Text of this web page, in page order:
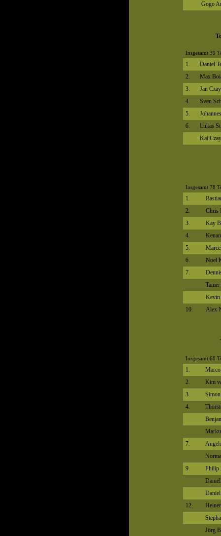
Gogo
Insgesamt 39
1.
Daniel
2.
Max
3.
Jan
4.
Sven
5.
6.
Lukas
Kai
Insgesamt 78
1.
2.
Chris
3.
Kay
4.
5.
6.
Noel
7.
Kevin
10.
Alex
Insgesamt 68
1.
2.
Kim
3.
4.
7.
9.
Philip
12.
Jörg